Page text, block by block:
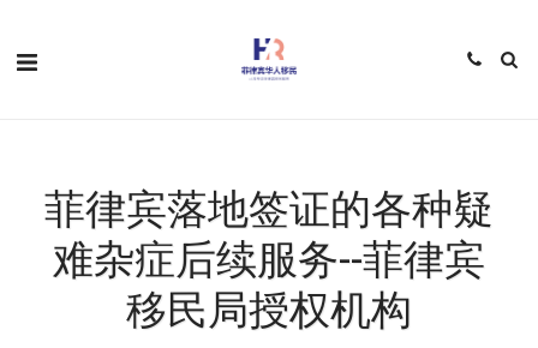
菲律宾落地签证的各种疑
难杂症后续服务--菲律宾
移民局授权机构